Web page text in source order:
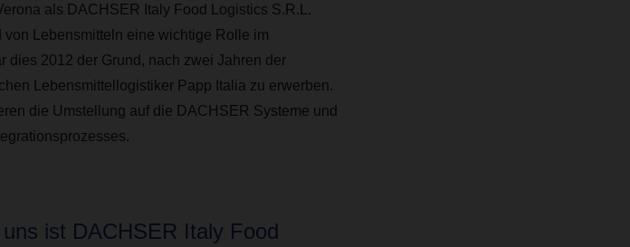
als DACHSER Italy Food Logistics S.R.L.
Lebensmitteln eine wichtige Rolle im
dies 2012 der Grund, nach zwei Jahren der
Lebensmittellogistiker Papp Italia zu erwerben.
die Umstellung auf die DACHSER Systeme und
uns ist DACHSER Italy Food